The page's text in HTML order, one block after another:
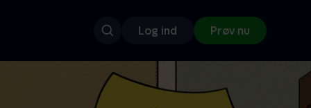
Log ind Prøv nu